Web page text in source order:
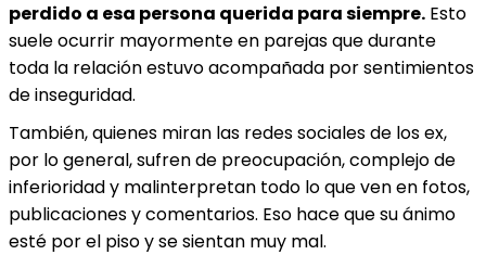
perdido a esa persona querida para siempre. Esto
suele ocurrir mayormente en parejas que durante
toda la relación estuvo acompañada por sentimientos
de inseguridad.
También, quienes miran las redes sociales de los ex,
por lo general, sufren de preocupación, complejo de
inferioridad y malinterpretan todo lo que ven en fotos,
publicaciones y comentarios. Eso hace que su ánimo
esté por el piso y se sientan muy mal.